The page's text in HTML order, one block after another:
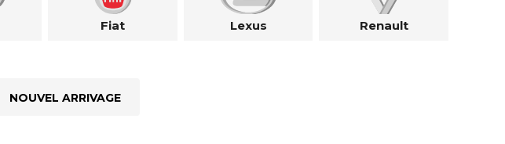
Fiat Lexus Renault
NOUVEL ARRIVAGE